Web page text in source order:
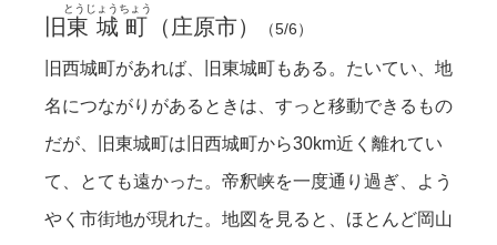
旧東城町
とうじょうちょう
（ 庄原市） （5/6）
旧西城町があれば、旧東城町もある。たいてい、地
名につながりがあるときは、すっと移動できるもの
だが、旧東城町は旧西城町から30km近く離れてい
て、とても遠かった。帝釈峡を一度通り過ぎ、よう
やく市街地が現れた。地図を見ると、ほとんど岡山